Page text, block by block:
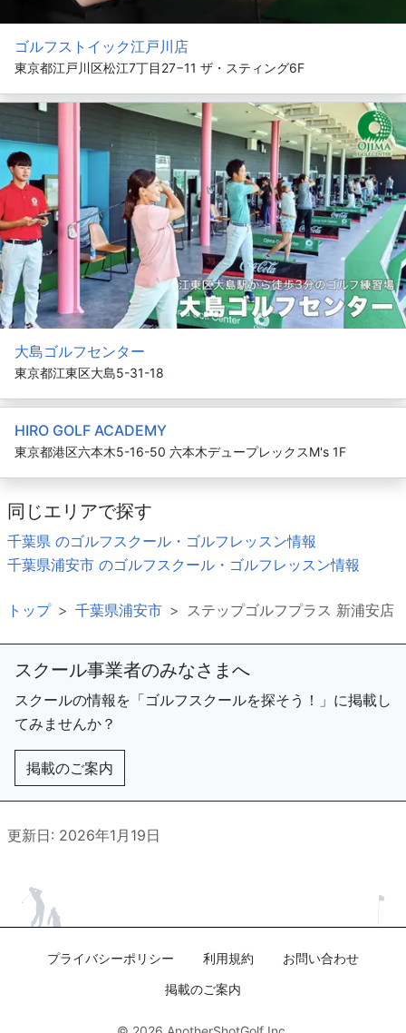
ゴルフストイック江戸川店
東京都江戸川区松江7丁目27−11 ザ・スティング6F
大島ゴルフセンター
東京都江東区大島5-31-18
HIRO GOLF ACADEMY
東京都港区六本木5-16-50 六本木デュープレックスM's 1F
同じエリアで探す
千葉県 のゴルフスクール・ゴルフレッスン情報
千葉県浦安市 のゴルフスクール・ゴルフレッスン情報
トップ 千葉県浦安市 ステップゴルフプラス 新浦安店
スクール事業者のみなさまへ
スクールの情報を「ゴルフスクールを探そう！」に掲載し
てみませんか？
掲載のご案内
更新日: 2026年1月19日
プライバシーポリシー 利用規約
お問い合わせ
掲載のご案内